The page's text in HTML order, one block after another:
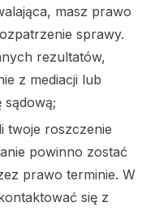
masz prawo
sprawy.
rezultatów,
z mediacji lub
twoje roszczenie
powinno zostać
prawo terminie. W
się z